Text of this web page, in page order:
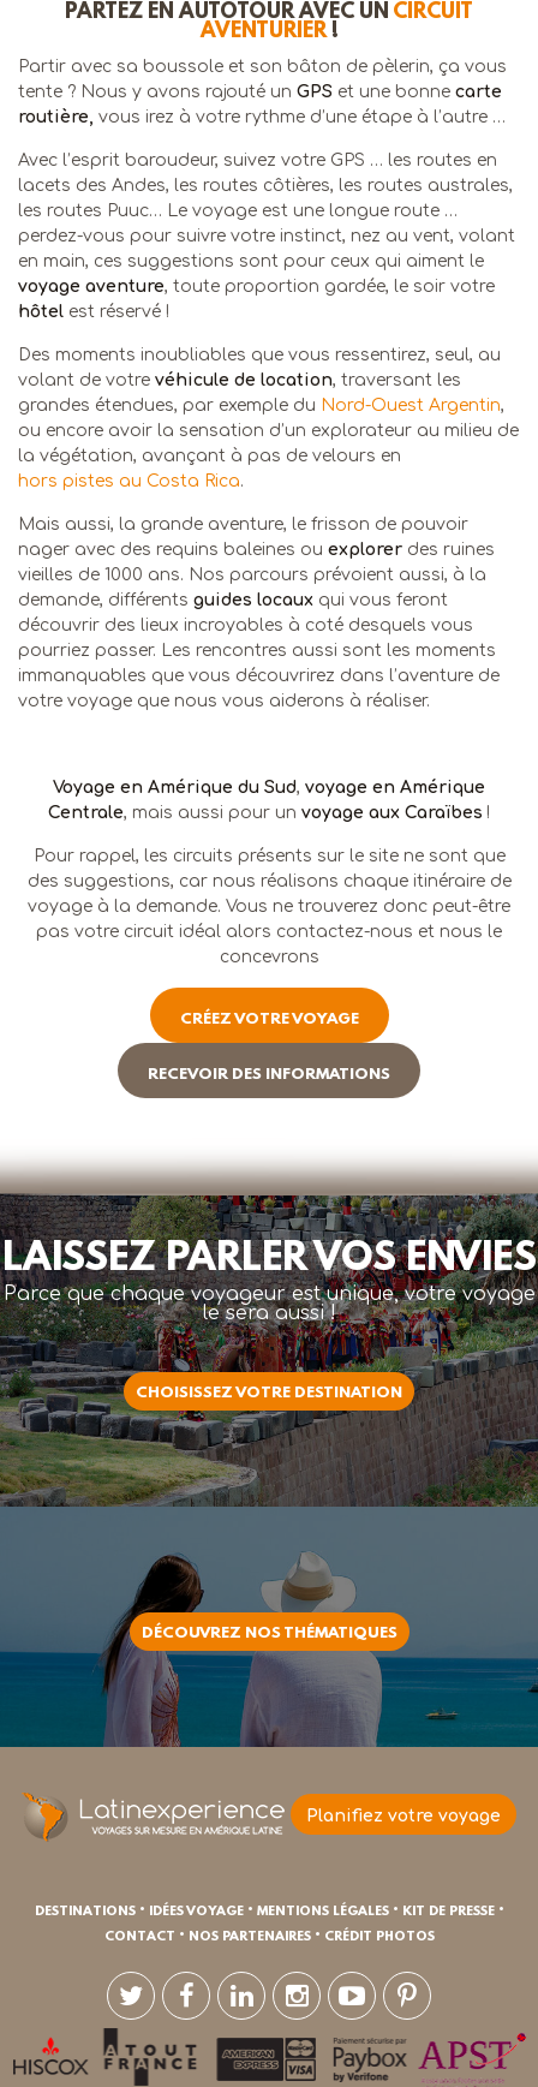
PARTEZ EN AUTOTOUR AVEC UN CIRCUIT
AVENTURIER!
Partir avec sa boussole et son bâton de pèlerin, ça vous
tente ? Nous y avons rajouté un GPS et une bonne carte
routière, vous irez à votre rythme d’une étape à l’autre …
Avec l’esprit baroudeur, suivez votre GPS … les routes en
lacets des Andes, les routes côtières, les routes australes,
les routes Puuc… Le voyage est une longue route …
perdez-vous pour suivre votre instinct, nez au vent, volant
en main, ces suggestions sont pour ceux qui aiment le
voyage aventure, toute proportion gardée, le soir votre
hôtel est réservé !
Des moments inoubliables que vous ressentirez, seul, au
volant de votre véhicule de location, traversant les
grandes étendues, par exemple du Nord-Ouest Argentin,
ou encore avoir la sensation d’un explorateur au milieu de
la végétation, avançant à pas de velours en
hors pistes au Costa Rica.
Mais aussi, la grande aventure, le frisson de pouvoir
nager avec des requins baleines ou explorer des ruines
vieilles de 1000 ans. Nos parcours prévoient aussi, à la
demande, différents guides locaux qui vous feront
découvrir des lieux incroyables à coté desquels vous
pourriez passer. Les rencontres aussi sont les moments
immanquables que vous découvrirez dans l’aventure de
votre voyage que nous vous aiderons à réaliser.
Voyage en Amérique du Sud, voyage en Amérique
Centrale, mais aussi pour un voyage aux Caraïbes !
Pour rappel, les circuits présents sur le site ne sont que
des suggestions, car nous réalisons chaque itinéraire de
voyage à la demande. Vous ne trouverez donc peut-être
pas votre circuit idéal alors contactez-nous et nous le
concevrons
CRÉEZ VOTRE VOYAGE
RECEVOIR DES INFORMATIONS
LAISSEZ PARLER VOS ENVIES
Parce que chaque voyageur est unique, votre voyage
le sera aussi !
CHOISISSEZ VOTRE DESTINATION
DÉCOUVREZ NOS THÉMATIQUES
Planifiez votre voyage
DESTINATIONS • IDÉES VOYAGE • MENTIONS LÉGALES • KIT DE PRESSE •
CONTACT • NOS PARTENAIRES • CRÉDIT PHOTOS